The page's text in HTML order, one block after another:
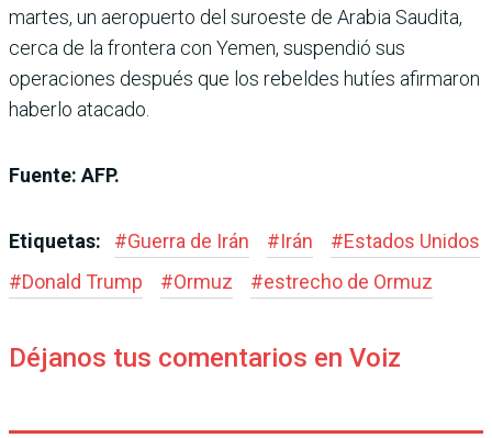
martes, un aeropuerto del suroeste de Arabia Saudita,
cerca de la frontera con Yemen, suspendió sus
operaciones después que los rebeldes hutíes afirmaron
haberlo atacado.
Fuente: AFP.
Etiquetas: #Guerra de Irán #Irán #Estados Unidos
#Donald Trump #Ormuz #estrecho de Ormuz
Déjanos tus comentarios en Voiz